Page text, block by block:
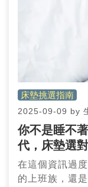
床墊挑選指南
2025-09-09 by
你不是睡不
代，床墊選
在這個資訊過
的上班族，還